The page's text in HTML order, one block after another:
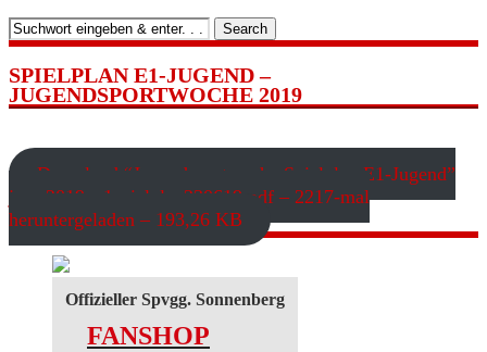
Search
SPIELPLAN E1-JUGEND –
JUGENDSPORTWOCHE 2019
Download “Jugendsportwoche Spielplan E1-Jugend”
jspw2019_e1spielplan230619.pdf – 2217-mal
heruntergeladen – 193,26 KB
Offizieller Spvgg. Sonnenberg
FANSHOP